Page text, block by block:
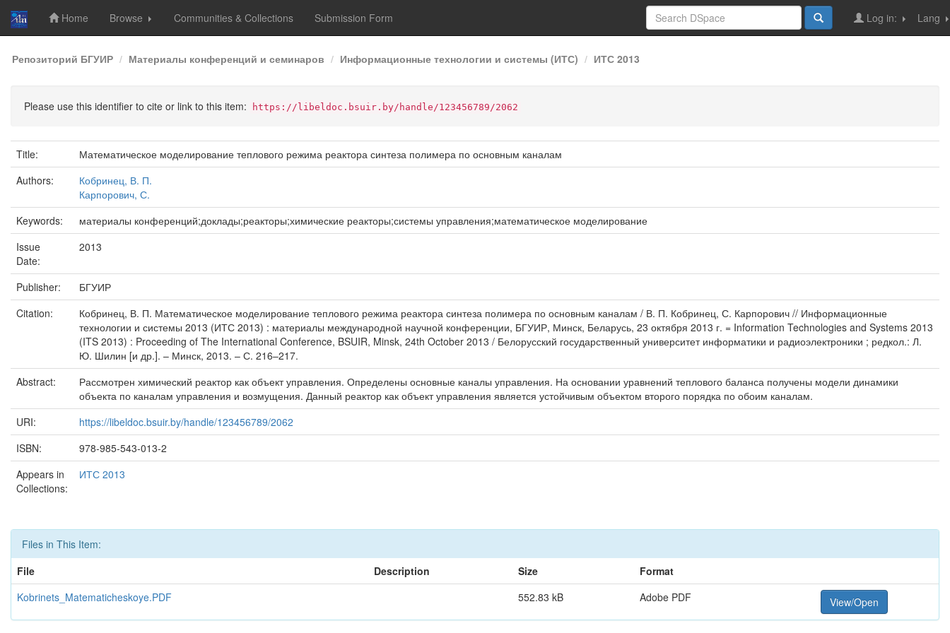
Skip
navigation
Home Browse Communities & Collections Submission Form Lang
Log in:
Репозиторий БГУИР Материалы конференций и семинаров Информационные технологии и системы (ИТС) ИТС 2013
Please use this identifier to cite or link to this item: https://libeldoc.bsuir.by/handle/123456789/2062
Title:
Математическое моделирование теплового режима реактора синтеза полимера по основным каналам
Authors:
Кобринец, В. П.
Карпорович, С.
Keywords:
материалы конференций;доклады;реакторы;химические реакторы;системы управления;математическое моделирование
Issue
Date:
2013
Publisher:
БГУИР
Citation:
Кобринец, В. П. Математическое моделирование теплового режима реактора синтеза полимера по основным каналам / В. П. Кобринец, С. Карпорович // Информационные
технологии и системы 2013 (ИТС 2013) : материалы международной научной конференции, БГУИР, Минск, Беларусь, 23 октября 2013 г. = Information Technologies and Systems 2013
(ITS 2013) : Proceeding of The International Conference, BSUIR, Minsk, 24th October 2013 / Белорусский государственный университет информатики и радиоэлектроники ; редкол.: Л.
Ю. Шилин [и др.]. – Минск, 2013. – С. 216–217.
Abstract:
Рассмотрен химический реактор как объект управления. Определены основные каналы управления. На основании уравнений теплового баланса получены модели динамики
объекта по каналам управления и возмущения. Данный реактор как объект управления является устойчивым объектом второго порядка по обоим каналам.
URI:
https://libeldoc.bsuir.by/handle/123456789/2062
ISBN:
978-985-543-013-2
Appears in
Collections:
ИТС 2013
Files in This Item:
File
Description Size
Format
Kobrinets_Matematicheskoye.PDF
552.83 kB Adobe PDF View/Open